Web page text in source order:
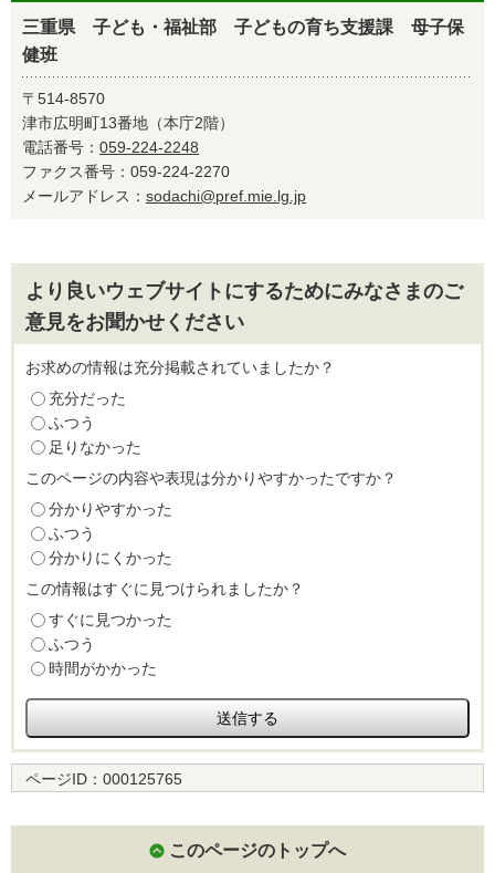
三重県 子ども・福祉部 子どもの育ち支援課 母子保
健班
〒514-8570
津市広明町13番地（本庁2階）
電話番号： 059-224-2248
ファクス番号：059-224-2270
メールアドレス： sodachi@pref.mie.lg.jp
より良いウェブサイトにするためにみなさまのご
意見をお聞かせください
お求めの情報は充分掲載されていましたか？
充分だった
ふつう
足りなかった
このページの内容や表現は分かりやすかったですか？
分かりやすかった
ふつう
分かりにくかった
この情報はすぐに見つけられましたか？
すぐに見つかった
ふつう
時間がかかった
ページID： 000125765
このページのトップへ